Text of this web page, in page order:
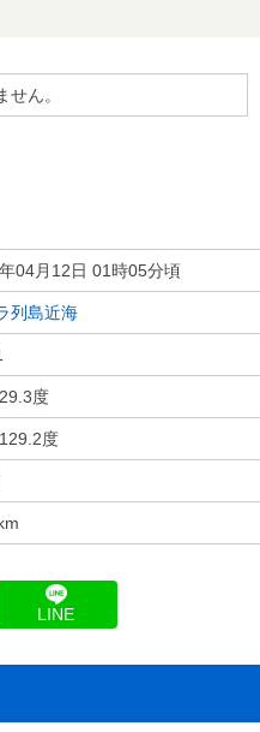
ん。
04月12日 01時05分頃
列島近海
度
度
LINE